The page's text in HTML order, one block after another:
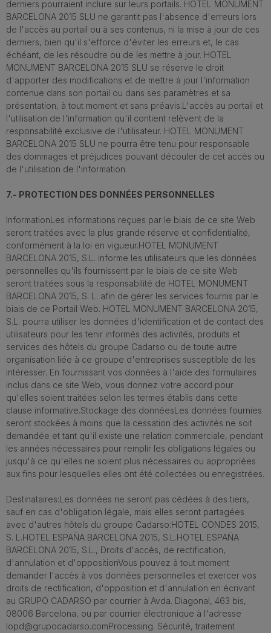
derniers pourraient inclure sur leurs portails. HOTEL MONUMENT
BARCELONA 2015 SLU ne garantit pas l'absence d'erreurs lors
de l'accès au portail ou à ses contenus, ni la mise à jour de ces
derniers, bien qu'il s'efforce d'éviter les erreurs et, le cas
échéant, de les résoudre ou de les mettre à jour. HOTEL
MONUMENT BARCELONA 2015 SLU se réserve le droit
d'apporter des modifications et de mettre à jour l'information
contenue dans son portail ou dans ses paramètres et sa
présentation, à tout moment et sans préavis.L'accès au portail et
l'utilisation de l'information qu'il contient relèvent de la
responsabilité exclusive de l'utilisateur. HOTEL MONUMENT
BARCELONA 2015 SLU ne pourra être tenu pour responsable
des dommages et préjudices pouvant découler de cet accès ou
de l'utilisation de l'information.
7.- PROTECTION DES DONNÉES PERSONNELLES
InformationLes informations reçues par le biais de ce site Web
seront traitées avec la plus grande réserve et confidentialité,
conformément à la loi en vigueur.HOTEL MONUMENT
BARCELONA 2015, S.L. informe les utilisateurs que les données
personnelles qu'ils fournissent par le biais de ce site Web
seront traitées sous la responsabilité de HOTEL MONUMENT
BARCELONA 2015, S. L. afin de gérer les services fournis par le
biais de ce Portail Web. HOTEL MONUMENT BARCELONA 2015,
S.L. pourra utiliser les données d'identification et de contact des
utilisateurs pour les tenir informés des activités, produits et
services des hôtels du groupe Cadarso ou de toute autre
organisation liée à ce groupe d'entreprises susceptible de les
intéresser. En fournissant vos données à l'aide des formulaires
inclus dans ce site Web, vous donnez votre accord pour
qu'elles soient traitées selon les termes établis dans cette
clause informative.Stockage des donnéesLes données fournies
seront stockées à moins que la cessation des activités ne soit
demandée et tant qu'il existe une relation commerciale, pendant
les années nécessaires pour remplir les obligations légales ou
jusqu'à ce qu'elles ne soient plus nécessaires ou appropriées
aux fins pour lesquelles elles ont été collectées ou enregistrées.
Destinataires:Les données ne seront pas cédées à des tiers,
sauf en cas d'obligation légale, mais elles seront partagées
avec d'autres hôtels du groupe Cadarso:HOTEL CONDES 2015,
S. L.HOTEL ESPAÑA BARCELONA 2015, S.L.HOTEL ESPAÑA
BARCELONA 2015, S.L., Droits d'accès, de rectification,
d'annulation et d'oppositionVous pouvez à tout moment
demander l'accès à vos données personnelles et exercer vos
droits de rectification, d'opposition et d'annulation en écrivant
au GRUPO CADARSO par courrier à Avda. Diagonal, 463 bis,
08006 Barcelona, ou par courrier électronique à l'adresse
lopd@grupocadarso.comProcessing. Sécurité, traitement